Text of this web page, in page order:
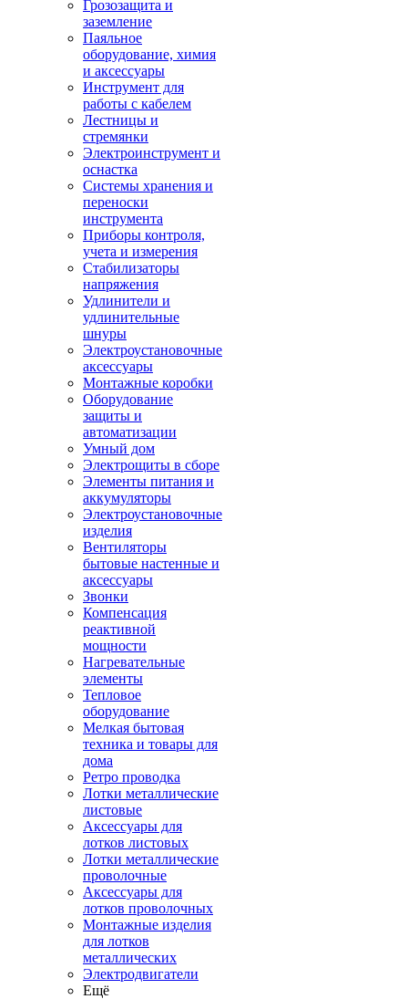
Грозозащита и
заземление
Паяльное
оборудование, химия
и аксессуары
Инструмент для
работы с кабелем
Лестницы и
стремянки
Электроинструмент и
оснастка
Системы хранения и
переноски
инструмента
Приборы контроля,
учета и измерения
Стабилизаторы
напряжения
Удлинители и
удлинительные
шнуры
Электроустановочные
аксессуары
Монтажные коробки
Оборудование
защиты и
автоматизации
Умный дом
Электрощиты в сборе
Элементы питания и
аккумуляторы
Электроустановочные
изделия
Вентиляторы
бытовые настенные и
аксессуары
Звонки
Компенсация
реактивной
мощности
Нагревательные
элементы
Тепловое
оборудование
Мелкая бытовая
техника и товары для
дома
Ретро проводка
Лотки металлические
листовые
Аксессуары для
лотков листовых
Лотки металлические
проволочные
Аксессуары для
лотков проволочных
Монтажные изделия
для лотков
металлических
Электродвигатели
Ещё